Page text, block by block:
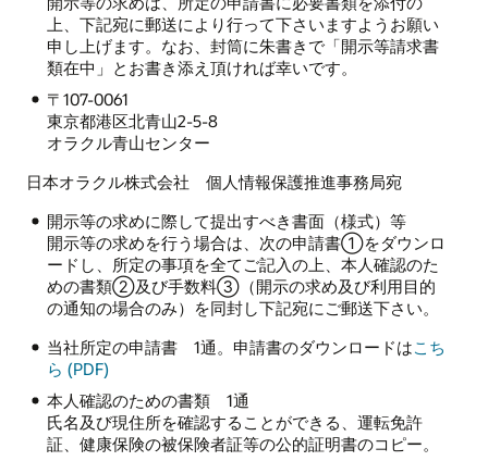
上、下記宛に郵送により行って下さいますようお願い
申し上げます。なお、封筒に朱書きで「開示等請求書
類在中」とお書き添え頂ければ幸いです。
〒107-0061
東京都港区北青山2-5-8
オラクル青山センター
日本オラクル株式会社 個人情報保護推進事務局宛
開示等の求めに際して提出すべき書面（様式）等
開示等の求めを行う場合は、次の申請書①をダウンロ
ードし、所定の事項を全てご記入の上、本人確認のた
めの書類②及び手数料③（開示の求め及び利用目的
の通知の場合のみ）を同封し下記宛にご郵送下さい。
当社所定の申請書 1通。申請書のダウンロードはこち
ら (PDF)
本人確認のための書類 1通
氏名及び現住所を確認することができる、運転免許
証、健康保険の被保険者証等の公的証明書のコピー。